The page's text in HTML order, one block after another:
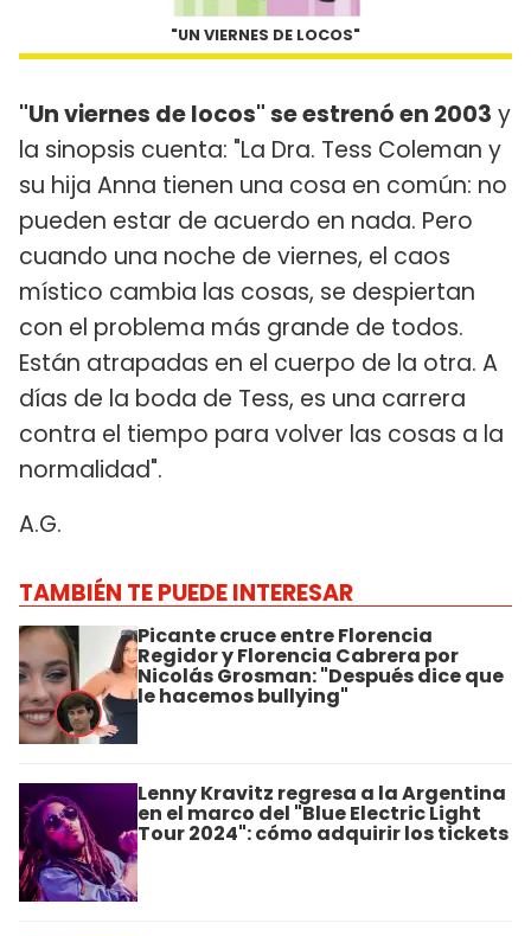
"UN VIERNES DE LOCOS"
"Un viernes de locos" se estrenó en 2003 y
la sinopsis cuenta: "La Dra. Tess Coleman y
su hija Anna tienen una cosa en común: no
pueden estar de acuerdo en nada. Pero
cuando una noche de viernes, el caos
místico cambia las cosas, se despiertan
con el problema más grande de todos.
Están atrapadas en el cuerpo de la otra. A
días de la boda de Tess, es una carrera
contra el tiempo para volver las cosas a la
normalidad".
A.G.
TAMBIÉN TE PUEDE INTERESAR
Picante cruce entre Florencia
Regidor y Florencia Cabrera por
Nicolás Grosman: "Después dice que
le hacemos bullying"
Lenny Kravitz regresa a la Argentina
en el marco del "Blue Electric Light
Tour 2024": cómo adquirir los tickets